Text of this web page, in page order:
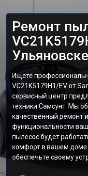
Ремонт
Ульяновске
Ищете
VC21K5179H1/EV от
сервисный центр
техники Самсунг. Мы
качественный ремонт
функциональности
пылесос будет
комфорт в вашем
обеспечьте своему